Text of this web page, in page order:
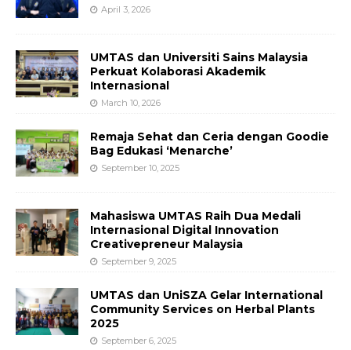
April 3, 2026
UMTAS dan Universiti Sains Malaysia
Perkuat Kolaborasi Akademik
Internasional
March 10, 2026
Remaja Sehat dan Ceria dengan Goodie
Bag Edukasi ‘Menarche’
September 10, 2025
Mahasiswa UMTAS Raih Dua Medali
Internasional Digital Innovation
Creativepreneur Malaysia
September 9, 2025
UMTAS dan UniSZA Gelar International
Community Services on Herbal Plants
2025
September 6, 2025